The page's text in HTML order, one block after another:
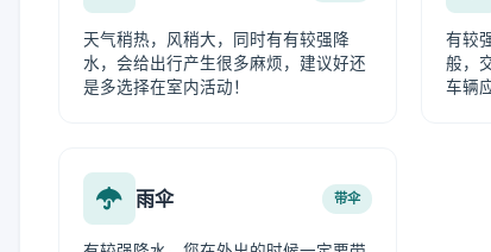
天气稍热，风稍大，同时有有较强降
水，会给出行产生很多麻烦，建议好还
是多选择在室内活动！
有较
般，
车辆
雨伞 带伞